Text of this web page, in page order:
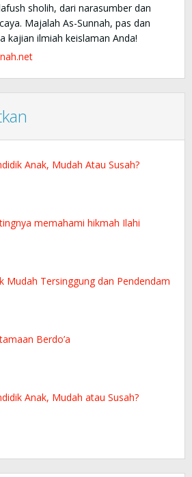
sholih, dari narasumber dan
Majalah As-Sunnah, pas dan
kajian ilmiah keislaman Anda!
Anak, Mudah Atau Susah?
memahami hikmah Ilahi
Mudah Tersinggung dan Pendendam
Berdo’a
Anak, Mudah atau Susah?